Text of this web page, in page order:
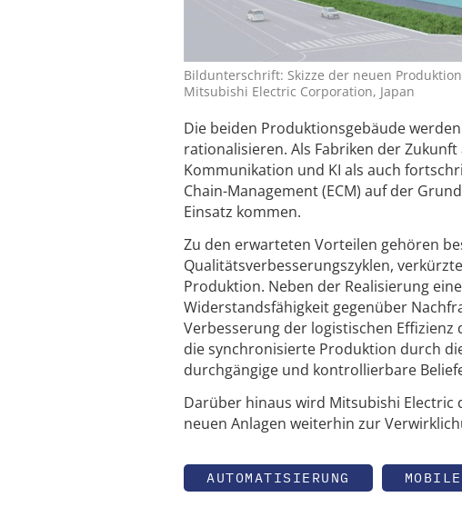
Bildunterschrift: Skizze der neuen
Mitsubishi Electric Corporation, Japan
Die beiden Produktionsgebäude
rationalisieren. Als Fabriken der
Kommunikation und KI als auch
Chain-Management (ECM) auf der
Einsatz kommen.
Zu den erwarteten Vorteilen gehören
Qualitätsverbesserungszyklen,
Produktion. Neben der Realisierung
Widerstandsfähigkeit gegenüber
Verbesserung der logistischen
die synchronisierte Produktion durch
durchgängige und kontrollierbare
Darüber hinaus wird Mitsubishi Electric
neuen Anlagen weiterhin zur
AUTOMATISIERUNG